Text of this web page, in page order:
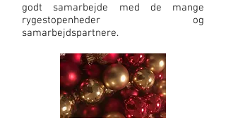
godt samarbejde med de mange
rygestopenheder og
samarbejdspartnere.